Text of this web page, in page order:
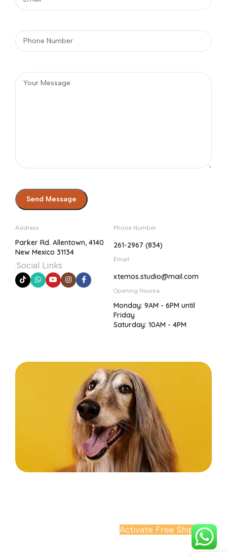
Phone Number
(834) 261-2967
Email
xtemos.studio@mail.com
Opening Hoursa
Monday: 9AM - 6PM until
Friday
Saturday: 10AM - 4PM
Address
4140 Parker Rd. Allentown,
New Mexico 31134
Social Links:
Activate Free Shipping